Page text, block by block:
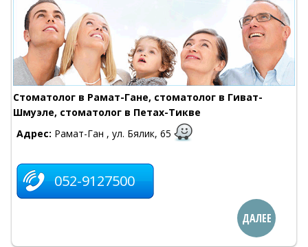
Стоматолог в Рамат-Гане, стоматолог в Гиват-
Шмуэле, стоматолог в Петах-Тикве
Адрес: Рамат-Ган , ул. Бялик, 65
052-9127500
ДАЛЕЕ